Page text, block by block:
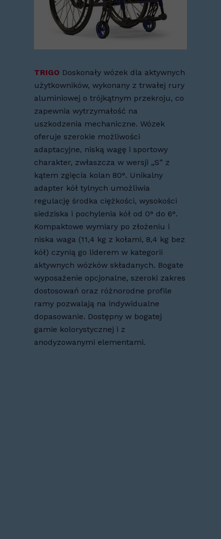
TRIGO Doskonały wózek dla aktywnych
użytkowników, wykonany z trwałej rury
aluminiowej o trójkątnym przekroju, co
zapewnia wytrzymałość na
uszkodzenia mechaniczne. Wózek
oferuje szerokie możliwości
adaptacyjne, niską wagę i sportowy
charakter, zwłaszcza w wersji „S” z
kątem zgięcia kolan 80°. Unikalny
adapter kół tylnych umożliwia
regulację środka ciężkości, wysokości
siedziska i pochylenia kół od 0° do 6°.
Kompaktowe wymiary po złożeniu i
niska waga (11,4 kg z kołami, 8,4 kg bez
kół) czynią go liderem w kategorii
aktywnych wózków składanych. Bogate
wyposażenie opcjonalne, szeroki zakres
dostosowań oraz różnorodne profile
ramy pozwalają na indywidualne
dopasowanie. Dostępny w bogatej
gamie kolorystycznej i z
anodyzowanymi elementami.